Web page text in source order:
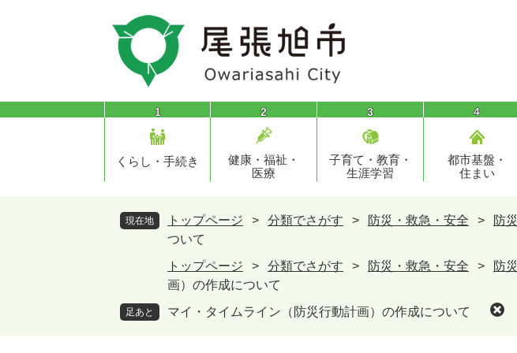
頭
飛
1
くらし・手続き
2
健康・福祉・
医療
3
子育て・教育・
生涯学習
4
都市基盤・
住まい
現在地 トップページ > 分類でさがす > 防災・救急・安全 > 防災
ついて
トップページ
> 分類でさがす > 防災・救急・安全 > 防災
画）の作成について
足あと マイ・タイムライン（防災行動計画）の作成について